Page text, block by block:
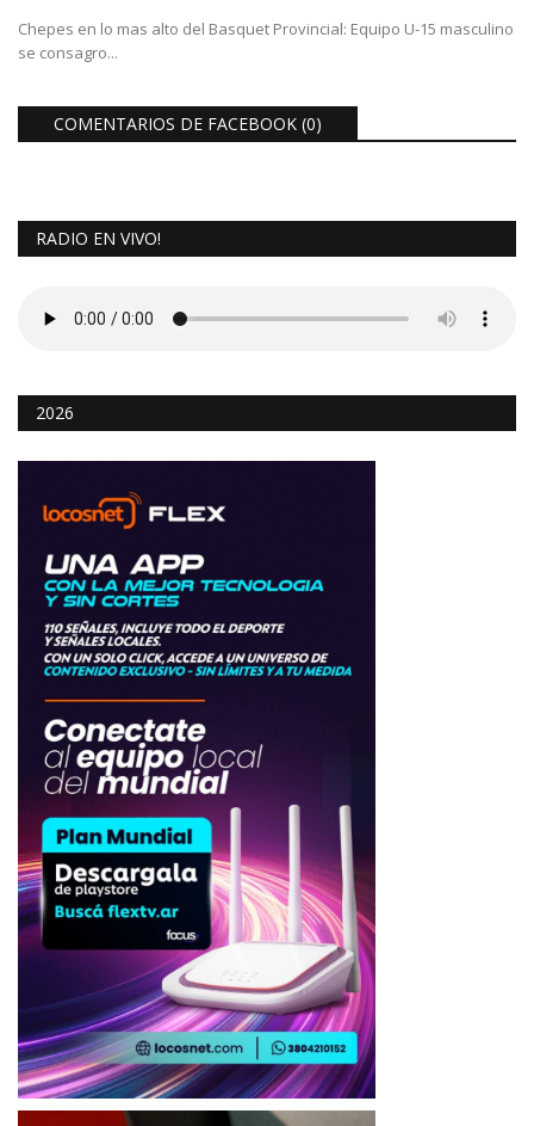
Chepes en lo mas alto del Basquet Provincial: Equipo U-15 masculino
se consagro...
COMENTARIOS DE FACEBOOK (0)
RADIO EN VIVO!
2026